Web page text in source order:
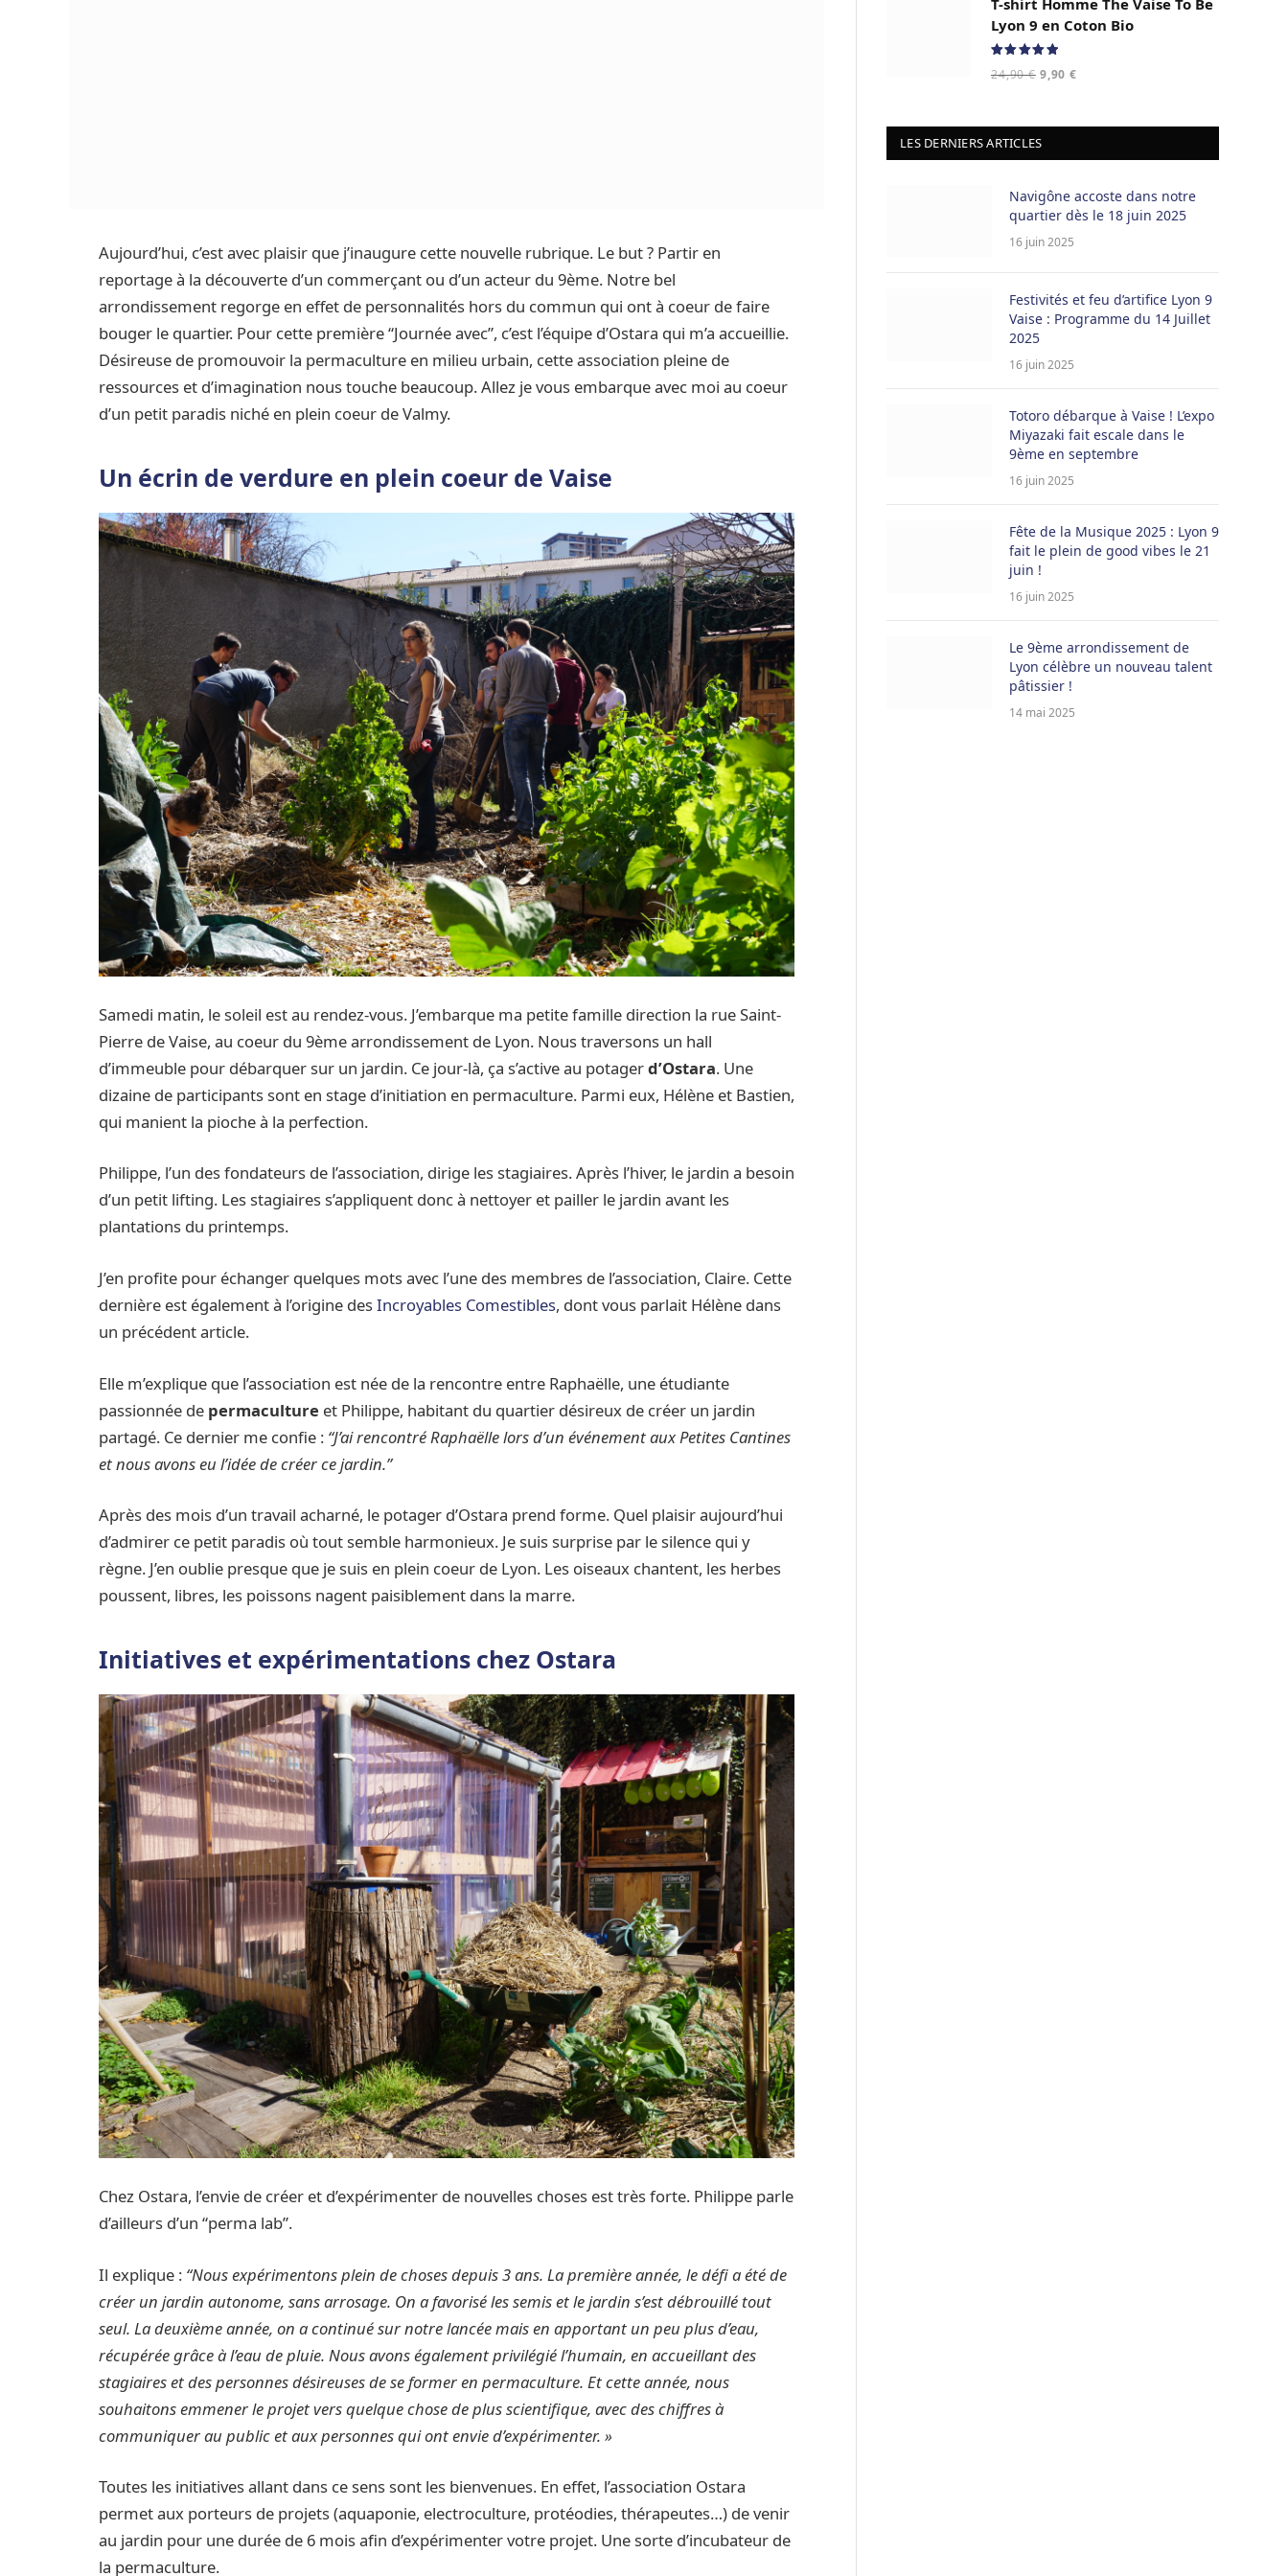
Aujourd’hui, c’est avec plaisir que j’inaugure cette nouvelle rubrique. Le but ? Partir en
reportage à la découverte d’un commerçant ou d’un acteur du 9ème. Notre bel
arrondissement regorge en effet de personnalités hors du commun qui ont à coeur de faire
bouger le quartier. Pour cette première “Journée avec”, c’est l’équipe d’Ostara qui m’a accueillie.
Désireuse de promouvoir la permaculture en milieu urbain, cette association pleine de
ressources et d’imagination nous touche beaucoup. Allez je vous embarque avec moi au coeur
d’un petit paradis niché en plein coeur de Valmy.
Un écrin de verdure en plein coeur de Vaise
Samedi matin, le soleil est au rendez-vous. J’embarque ma petite famille direction la rue Saint-
Pierre de Vaise, au coeur du 9ème arrondissement de Lyon. Nous traversons un hall
d’immeuble pour débarquer sur un jardin. Ce jour-là, ça s’active au potagerd’Ostara. Une
dizaine de participants sont en stage d’initiation en permaculture. Parmi eux, Hélène et Bastien,
qui manient la pioche à la perfection.
Philippe, l’un des fondateurs de l’association, dirige les stagiaires. Après l’hiver, le jardin a besoin
d’un petit lifting. Les stagiaires s’appliquent donc à nettoyer et pailler le jardin avant les
plantations du printemps.
J’en profite pour échanger quelques mots avec l’une des membres de l’association, Claire. Cette
dernière est également à l’origine desIncroyables Comestibles, dont vous parlait Hélène dans
un précédent article.
Elle m’explique que l’association est née de la rencontre entre Raphaëlle, une étudiante
passionnée de permaculture et Philippe, habitant du quartier désireux de créer un jardin
partagé. Ce dernier me confie : “J’ai rencontré Raphaëlle lors d’un événement aux Petites Cantines
et nous avons eu l’idée de créer ce jardin.”
Après des mois d’un travail acharné, le potager d’Ostara prend forme. Quel plaisir aujourd’hui
d’admirer ce petit paradis où tout semble harmonieux. Je suis surprise par le silence qui y
règne. J’en oublie presque que je suis en plein coeur de Lyon. Les oiseaux chantent, les herbes
poussent, libres, les poissons nagent paisiblement dans la marre.
Initiatives et expérimentations chez Ostara
Chez Ostara, l’envie de créer et d’expérimenter de nouvelles choses est très forte. Philippe parle
d’ailleurs d’un “perma lab”.
Il explique : “Nous expérimentons plein de choses depuis 3 ans. La première année, le défi a été de
créer un jardin autonome, sans arrosage. On a favorisé les semis et le jardin s’est débrouillé tout
seul. La deuxième année, on a continué sur notre lancée mais en apportant un peu plus d’eau,
récupérée grâce à l’eau de pluie. Nous avons également privilégié l’humain, en accueillant des
stagiaires et des personnes désireuses de se former en permaculture. Et cette année, nous
souhaitons emmener le projet vers quelque chose de plus scientifique, avec des chiffres à
communiquer au public et aux personnes qui ont envie d’expérimenter. »
Toutes les initiatives allant dans ce sens sont les bienvenues. En effet, l’association Ostara
permet aux porteurs de projets(aquaponie, electroculture, protéodies, thérapeutes…) de venir
au jardin pour une durée de 6 mois afin d’expérimenter votre projet. Une sorte d’incubateur de
la permaculture.
24,90 €.9,90 €.
T-shirt Homme The Vaise To Be
Lyon 9 en Coton Bio
sur 5
24,90€ Le
était :
24,90 €.
9,90€Le
est :
LES DERNIERS ARTICLES
Navigône accoste dans notre
quartier dès le 18 juin 2025
16 juin 2025
Festivités et feu d’artifice Lyon 9
Vaise : Programme du 14 Juillet
2025
16 juin 2025
Totoro débarque à Vaise ! L’expo
Miyazaki fait escale dans le
9ème en septembre
16 juin 2025
Fête de la Musique 2025 : Lyon 9
fait le plein de good vibes le 21
juin !
16 juin 2025
Le 9ème arrondissement de
Lyon célèbre un nouveau talent
pâtissier !
14 mai 2025